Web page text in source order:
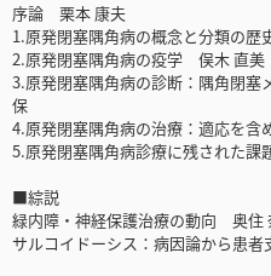
序論 栗本 康夫
1.原発閉塞隅角病の概念と分類の
2.原発閉塞隅角病の疫学 俣木 直美
3.原発閉塞隅角病の診断：隅角閉
保
4.原発閉塞隅角病の治療：適応を
5.原発閉塞隅角病診療に残された
■綜説
緑内障・神経保護治療の動向 奥住
サルコイドーシス：病因論から患